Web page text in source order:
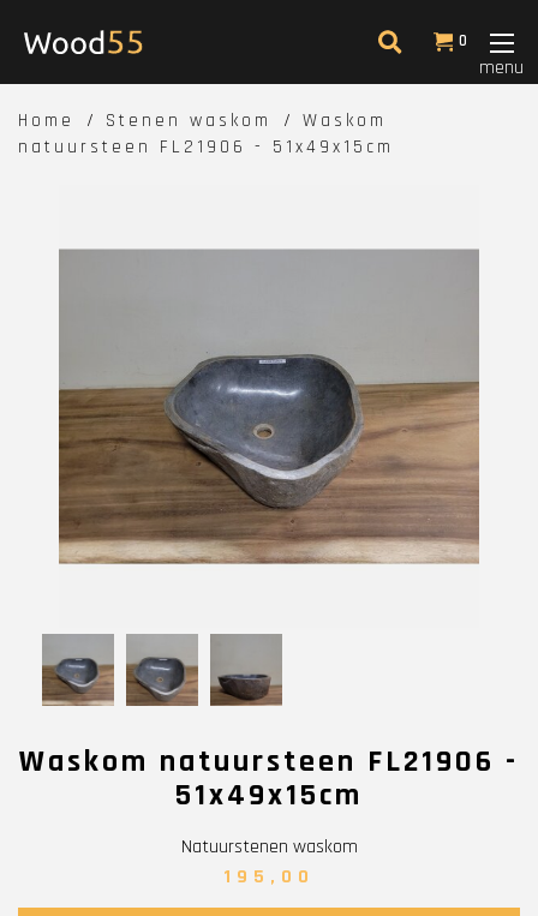
0
menu
Home Stenen waskom
Waskom
natuursteen FL21906 - 51x49x15cm
Waskom natuursteen FL21906 -
51x49x15cm
Natuurstenen waskom
195,00